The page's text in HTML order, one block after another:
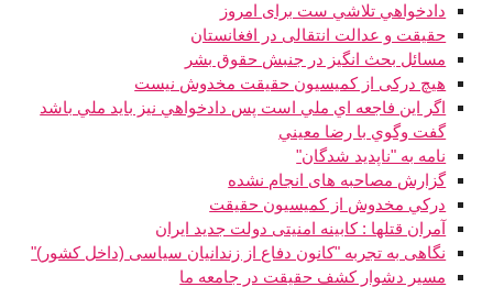
دادخواهي تلاشي ست برای امروز
حقيقت و عدالت انتقالی در افغانستان
مسائل بحث انگیز در جنبش حقوق بشر
هیچ درکی از کمیسیون حقیقت مخدوش نیست
اگر اين فاجعه اي ملي است پس دادخواهي نيز بايد ملي باشد
گفت وگوي با رضا معيني
نامه به "ناپديد شدگان"
گزارش مصاحبه های انجام نشده
دركي مخدوش از كميسيون حقيقت
آمران قتلها : کابینه امنیتی دولت جدید ایران
نگاهی به تجربه "کانون دفاع از زندانیان سیاسی (داخل کشور)"
مسیر دشوار کشف حقیقت در جامعه ما